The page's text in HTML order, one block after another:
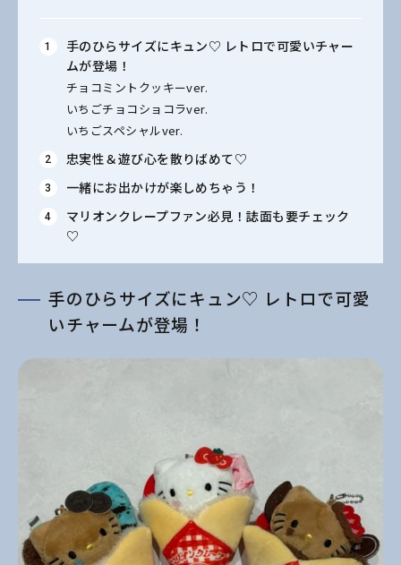
手のひらサイズにキュン♡ レトロで可愛いチャー
ムが登場！
チョコミントクッキーver.
いちごチョコショコラver.
いちごスペシャルver.
忠実性＆遊び心を散りばめて♡
一緒にお出かけが楽しめちゃう！
マリオンクレープファン必見！誌面も要チェック
♡
手のひらサイズにキュン♡ レトロで可愛
いチャームが登場！